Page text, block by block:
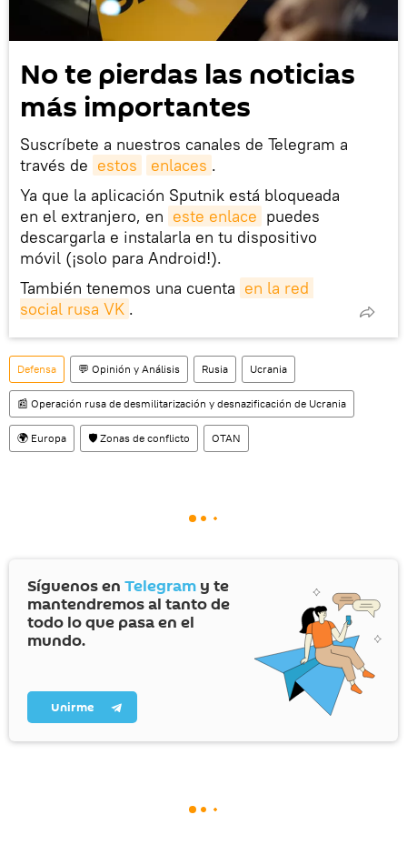
No te pierdas las noticias
más importantes
Suscríbete a nuestros canales de Telegram a
través de estos enlaces .
Ya que la aplicación Sputnik está bloqueada
en el extranjero, en este enlace puedes
descargarla e instalarla en tu dispositivo
móvil (¡solo para Android!).
También tenemos una cuenta en la red
social rusa VK .
Defensa 💬 Opinión y Análisis Rusia Ucrania
📰 Operación rusa de desmilitarización y desnazificación de Ucrania
🌍 Europa 🛡️ Zonas de conflicto OTAN
Síguenos en Telegram y te
mantendremos al tanto de
todo lo que pasa en el
mundo.
Unirme